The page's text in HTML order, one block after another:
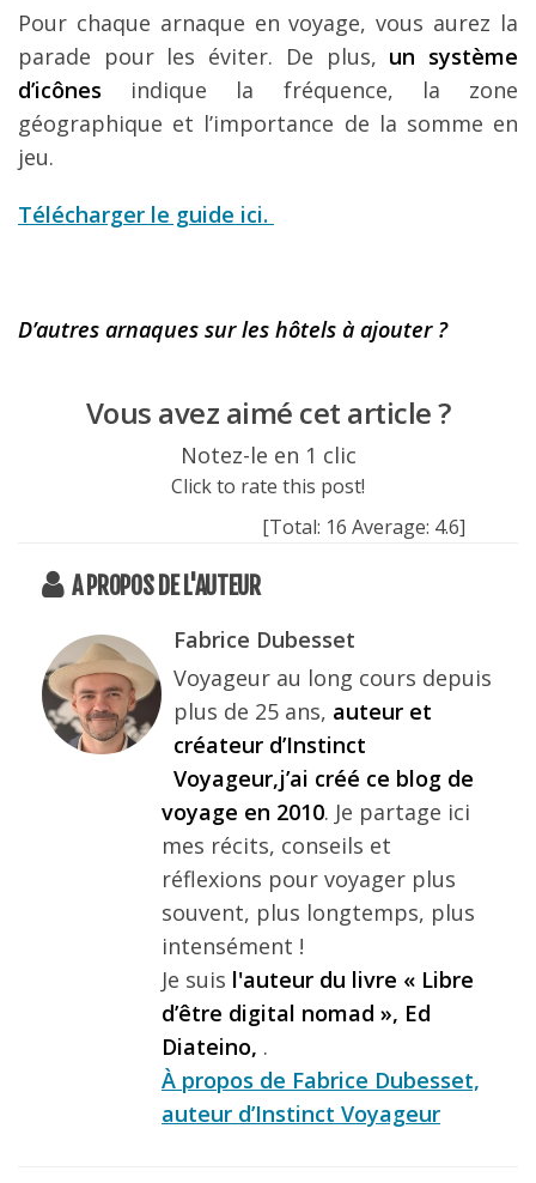
Pour chaque arnaque en voyage, vous aurez la
parade pour les éviter. De plus, un système
d’icônes indique la fréquence, la zone
géographique et l’importance de la somme en
jeu.
Télécharger le guide ici.
D’autres arnaques sur les hôtels à ajouter ?
Vous avez aimé cet article ?
Notez-le en 1 clic
Click to rate this post!
[Total: 16 Average: 4.6]
A PROPOS DE L'AUTEUR
Fabrice Dubesset
Voyageur au long cours depuis
plus de 25 ans, auteur et
créateur d’Instinct
Voyageur,j’ai créé ce blog de
voyage en 2010. Je partage ici
mes récits, conseils et
réflexions pour voyager plus
souvent, plus longtemps, plus
intensément !
Je suis l'auteur du livre « Libre
d’être digital nomad », Ed
Diateino, .
À propos de Fabrice Dubesset,
auteur d’Instinct Voyageur